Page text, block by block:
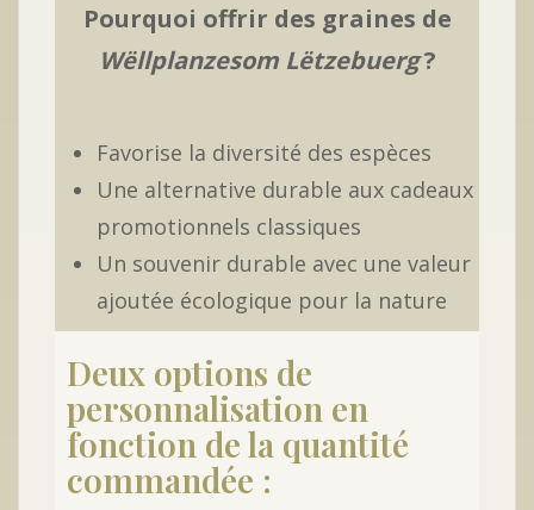
Pourquoi offrir des graines de
Wëllplanzesom Lëtzebuerg?
Favorise la diversité des espèces
Une alternative durable aux cadeaux
promotionnels classiques
Un souvenir durable avec une valeur
ajoutée écologique pour la nature
Deux options de
personnalisation en
fonction de la quantité
commandée :